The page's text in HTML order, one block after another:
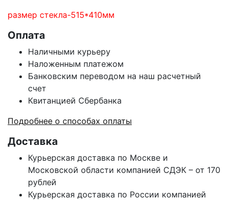
размер стекла-515*410мм
Оплата
Наличными курьеру
Наложенным платежом
Банковским переводом на наш расчетный
счет
Квитанцией Сбербанка
Подробнее о способах оплаты
Доставка
Курьерская доставка по Москве и
Московской области компанией СДЭК – от 170
рублей
Курьерская доставка по России компанией